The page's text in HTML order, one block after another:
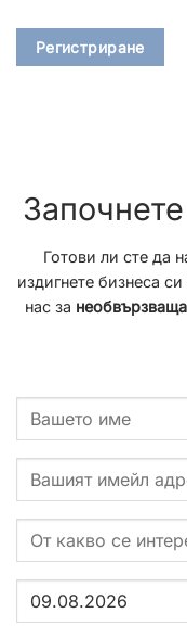
Регистриране
Готови ли сте да
издигнете бизнеса
нас за